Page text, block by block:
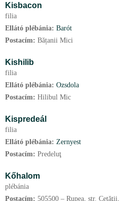
Kisbacon
filia
Ellátó plébánia: Barót
Postacím: Bățanii Mici
Kishilib
filia
Ellátó plébánia: Ozsdola
Postacím: Hilibul Mic
Kispredeál
filia
Ellátó plébánia: Zernyest
Postacím: Predeluţ
Kőhalom
plébánia
Postacím: 505500 – Rupea, str.